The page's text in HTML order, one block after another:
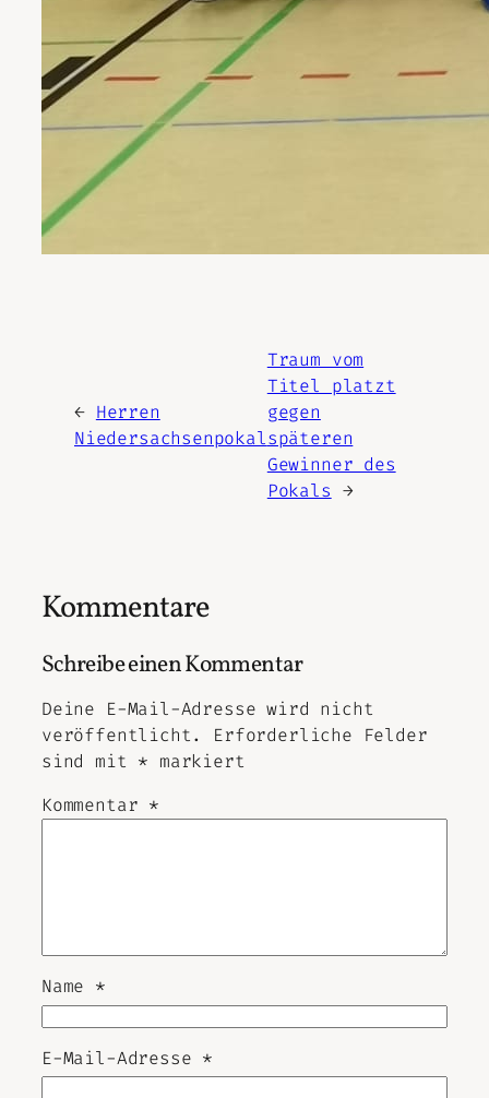
← Herren
Niedersachsenpokal
Traum vom
Titel platzt
gegen
späteren
Gewinner des
Pokals →
Kommentare
Schreibe einen Kommentar
Deine E-Mail-Adresse wird nicht
veröffentlicht.
Erforderliche Felder
sind mit * markiert
Kommentar *
Name *
E-Mail-Adresse *